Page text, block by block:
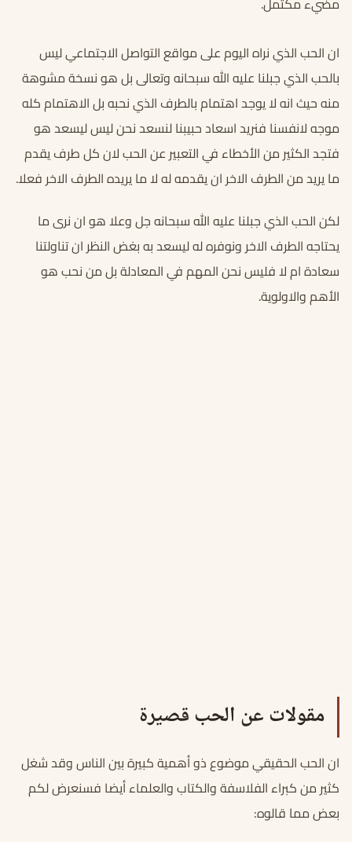
ان الحب الذي نراه اليوم على مواقع التواصل الاجتماعي ليس
بالحب الذي جبلنا عليه الله سبحانه وتعالى بل هو نسخة مشوهة
منه حيث انه لا يوجد اهتمام بالطرف الذي نحبه بل الاهتمام كله
موجه لانفسنا فنريد اسعاد حبيبنا لنسعد نحن ليس ليسعد هو
فتجد الكثير من الأخطاء في التعبير عن الحب لان كل طرف يقدم
ما يريد من الطرف الاخر ان يقدمه له لا ما يريده الطرف الاخر فعلا.
لكن الحب الذي جبلنا عليه الله سبحانه جل وعلا هو ان نرى ما
يحتاجه الطرف الاخر ونوفره له ليسعد به بغض النظر ان تناولتنا
سعادة ام لا فليس نحن المهم في المعادلة بل من نحب هو
الأهم والاولوية.
مقولات عن الحب قصيرة
ان الحب الحقيقي موضوع ذو أهمية كبيرة بين الناس وقد شغل
كثير من كبراء الفلاسفة والكتاب والعلماء أيضا فسنعرض لكم
بعض مما قالوه: